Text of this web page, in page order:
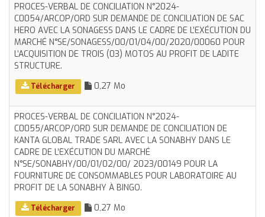
PROCES-VERBAL DE CONCILIATION N°2024-
C0054/ARCOP/ORD SUR DEMANDE DE CONCILIATION DE SAC
HERO AVEC LA SONAGESS DANS LE CADRE DE L’EXÉCUTION DU
MARCHÉ N°SE/SONAGESS/00/01/04/00/2020/00060 POUR
L’ACQUISITION DE TROIS (03) MOTOS AU PROFIT DE LADITE
STRUCTURE.
Télécharger 0,27 Mo
PROCES-VERBAL DE CONCILIATION N°2024-
C0055/ARCOP/ORD SUR DEMANDE DE CONCILIATION DE
KANTA GLOBAL TRADE SARL AVEC LA SONABHY DANS LE
CADRE DE L’EXÉCUTION DU MARCHÉ
N°SE/SONABHY/00/01/02/00/ 2023/00149 POUR LA
FOURNITURE DE CONSOMMABLES POUR LABORATOIRE AU
PROFIT DE LA SONABHY À BINGO.
Télécharger 0,27 Mo